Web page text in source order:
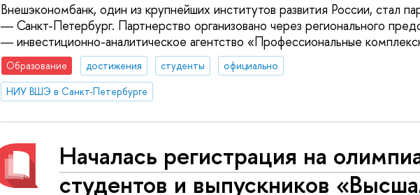
Внешэкономбанк, один из крупнейших институтов развития России,
― Санкт-Петербург. Партнерство организовано через регионального
― инвестиционно-аналитическое агентство «Профессиональные
Образование достижения студенты
официально
НИУ ВШЭ в Санкт-Петербурге
Началась регистрация на
студентов и выпускников